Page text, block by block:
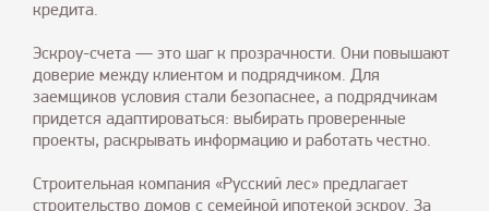
кредита.
Эскроу-счета — это шаг к прозрачности. Они повышают
доверие между клиентом и подрядчиком. Для
заемщиков условия стали безопаснее, а подрядчикам
придется адаптироваться: выбирать проверенные
проекты, раскрывать информацию и работать честно.
Строительная компания «Русский лес» предлагает
строительство домов с семейной ипотекой эскроу. За